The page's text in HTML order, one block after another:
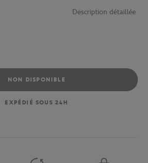
Description détaillée
NON DISPONIBLE
EXPÉDIÉ SOUS 24H